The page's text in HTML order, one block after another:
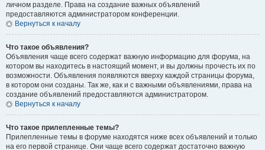
личном разделе. Права на создание важных объявлений
предоставляются администратором конференции.
Вернуться к началу
Что такое объявления?
Объявления чаще всего содержат важную информацию для форума, на
котором вы находитесь в настоящий момент, и вы должны прочесть их по
возможности. Объявления появляются вверху каждой страницы форума,
в котором они созданы. Так же, как и с важными объявлениями, права на
создание объявлений предоставляются администратором.
Вернуться к началу
Что такое прилепленные темы?
Прилепленные темы в форуме находятся ниже всех объявлений и только
на его первой странице. Они чаще всего содержат достаточно важную